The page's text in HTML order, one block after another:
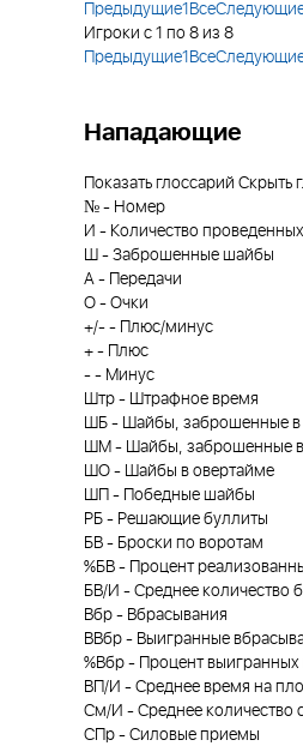
Предыдущие1 Все
Игроки с 1 по 8 из 8
Предыдущие1 Все
Нападающие
Показать глоссарий Скрыть
№ - Номер
И - Количество
Ш - Заброшенные шайбы
А -
Передачи
О - Очки
+/- -
Плюс/минус
+ -
Плюс
- - Минус
Штр - Штрафное время
ШБ - Шайбы, заброшенные в
ШМ - Шайбы, заброшенные
ШО - Шайбы в овертайме
ШП
-
Победные шайбы
РБ - Решающие буллиты
БВ - Броски по воротам
%БВ -
Процент
БВ/И - Среднее количество
Вбр - Вбрасывания
ВВбр - Выигранные
%Вбр -
Процент
ВП/И - Среднее время на
См/И - Среднее количество
СПр - Силовые приемы